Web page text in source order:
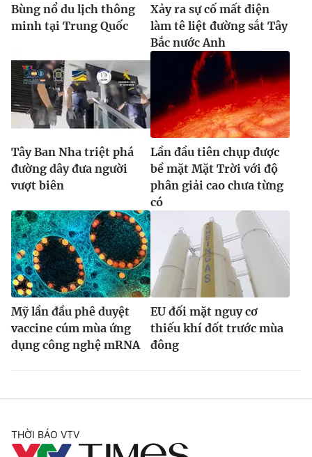
® Cấm sao chép dưới mọi hình thức nếu không có sự chấp
thuận bằng văn bản. Ghi rõ nguồn VTV.vn khi phát hành lại
thông tin từ website này.
Bùng nổ du lịch thông
minh tại Trung Quốc
Xảy ra sự cố mất điện
làm tê liệt đường sắt Tây
Bắc nước Anh
Tây Ban Nha triệt phá
đường dây đưa người
vượt biên
Lần đầu tiên chụp được
bề mặt Mặt Trời với độ
phân giải cao chưa từng
có
Mỹ lần đầu phê duyệt
vaccine cúm mùa ứng
dụng công nghệ mRNA
EU đối mặt nguy cơ
thiếu khí đốt trước mùa
đông
THỜI BÁO VTV